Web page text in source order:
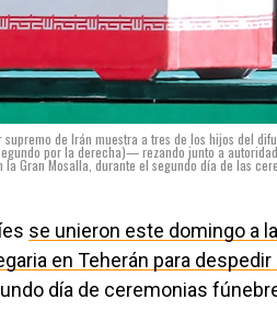
de Irán muestra a tres de los hijos del
por la derecha)— rezando junto a
la Gran Mosalla, durante el segundo día de las
se unieron este domingo a
en Teherán para
día de ceremonias